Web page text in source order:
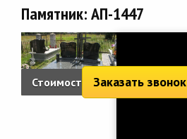
Памятник: АП-1447
Стоимость: 5 124 руб.
Заказать звонок